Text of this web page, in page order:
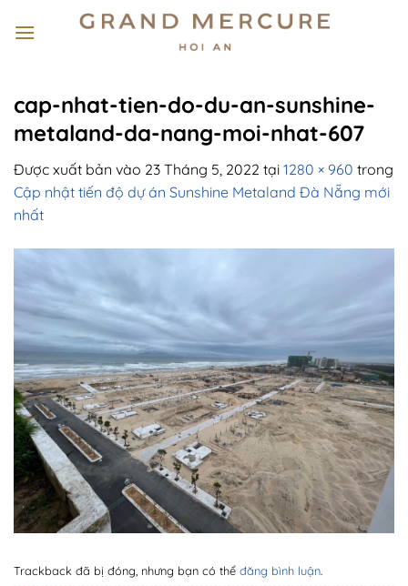
qua
cap-nhat-tien-do-du-an-sunshine-
metaland-da-nang-moi-nhat-607
Được xuất bản vào 23 Tháng 5, 2022 tại 1280 × 960 trong
Cập nhật tiến độ dự án Sunshine Metaland Đà Nẵng mới
nhất
Trackback đã bị đóng, nhưng bạn có thể đăng bình luận.